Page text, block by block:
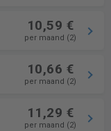
10,59 €
per maand (2)
10,66 €
per maand (2)
11,29 €
per maand (2)